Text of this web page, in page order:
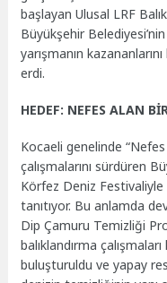
başlayan Ulusal LRF
Büyükşehir
yarışmanın
erdi.
HEDEF: NEFES ALAN
Kocaeli genelinde
çalışmalarını sürdüren
Körfez Deniz
tanıtıyor. Bu anlamda
Dip Çamuru Temizliği
balıklandırma
buluşturuldu ve yapay